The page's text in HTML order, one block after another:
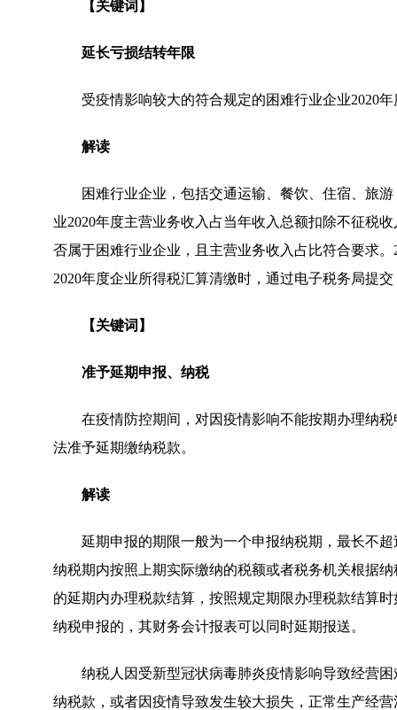
【关键词】
延长亏损结转年限
受疫情影响较大的符合规定的困难行业企业2020
解读
困难行业企业，包括交通运输、餐饮、住宿、旅
业2020年度主营业务收入占当年收入总额扣除不征税
否属于困难行业企业，且主营业务收入占比符合要求
2020年度企业所得税汇算清缴时，通过电子税务局提
【关键词】
准予延期申报、纳税
在疫情防控期间，对因疫情影响不能按期办理纳
法准予延期缴纳税款。
解读
延期申报的期限一般为一个申报纳税期，最长不
纳税期内按照上期实际缴纳的税额或者税务机关根据
的延期内办理税款结算，按照规定期限办理税款结算
纳税申报的，其财务会计报表可以同时延期报送。
纳税人因受新型冠状病毒肺炎疫情影响导致经营
纳税款，或者因疫情导致发生较大损失，正常生产经